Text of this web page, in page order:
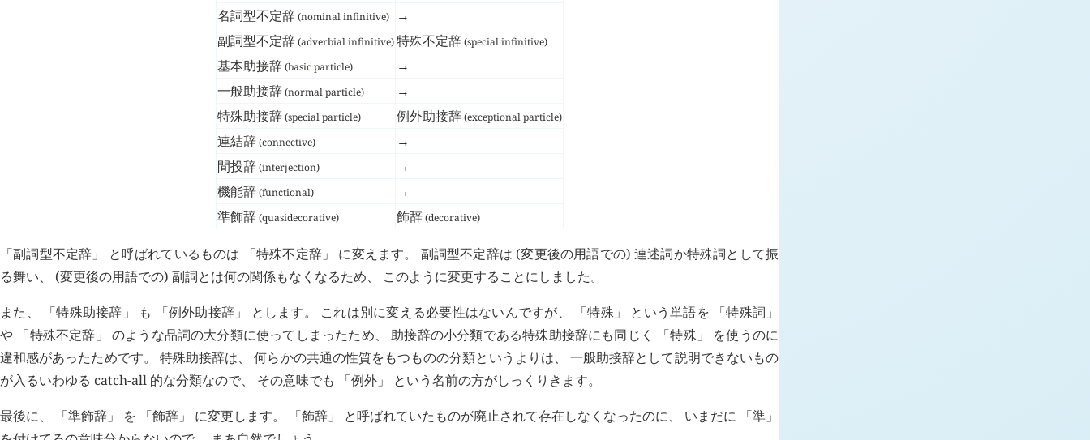
名詞型不定辞(nominal infinitive)
→
副詞型不定辞(adverbial infinitive) 特殊不定辞(special infinitive)
基本助接辞(basic particle)
→
一般助接辞(normal particle)
→
特殊助接辞(special particle) 例外助接辞(exceptional particle)
連結辞(connective)
→
間投辞(interjection)
→
機能辞(functional)
→
準飾辞(quasidecorative) 飾辞(decorative)
「副詞型不定辞」 と呼ばれているものは 「特殊不定辞」 に変えます。 副詞型不定辞は (変更後の用語での) 連述詞か特殊詞として振
る舞い、 (変更後の用語での) 副詞とは何の関係もなくなるため、 このように変更することにしました。
また、 「特殊助接辞」 も 「例外助接辞」 とします。 これは別に変える必要性はないんですが、 「特殊」 という単語を 「特殊詞」
や 「特殊不定辞」 のような品詞の大分類に使ってしまったため、 助接辞の小分類である特殊助接辞にも同じく 「特殊」 を使うのに
違和感があったためです。 特殊助接辞は、 何らかの共通の性質をもつものの分類というよりは、 一般助接辞として説明できないもの
が入るいわゆる catch-all 的な分類なので、 その意味でも 「例外」 という名前の方がしっくりきます。
最後に、 「準飾辞」 を 「飾辞」 に変更します。 「飾辞」 と呼ばれていたものが廃止されて存在しなくなったのに、 いまだに 「準」